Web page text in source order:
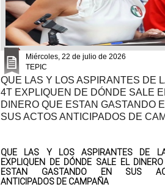
Miércoles, 22 de julio de 2026
TEPIC
QUE LAS Y LOS ASPIRANTES DE
4T EXPLIQUEN DE DÓNDE SALE
DINERO QUE ESTAN GASTANDO
SUS ACTOS ANTICIPADOS DE
QUE LAS Y LOS ASPIRANTES DE
EXPLIQUEN DE DÓNDE SALE EL
ESTAN GASTANDO EN SUS
ANTICIPADOS DE CAMPAÑA